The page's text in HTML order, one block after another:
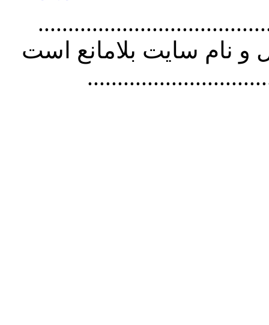
استفاده از
نام سايت بلامانع است